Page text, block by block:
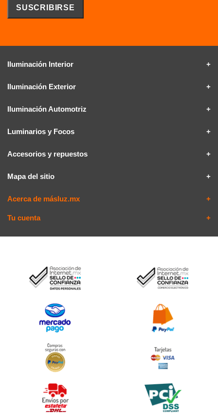
Iluminación Interior
Iluminación Exterior
Iluminación Automotriz
Luminarios y Focos
Accesorios y repuestos
Mapa del sitio
Acerca de másluz.mx
Tu cuenta